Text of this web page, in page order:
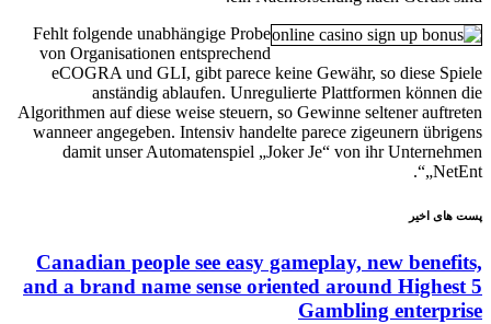
Fehlt folgende unabhängige Probe
von Organisationen entsprechend
eCOGRA und GLI, gibt parece keine Gewähr, so diese Spiele
anständig ablaufen. Unregulierte Plattformen können die
Algorithmen auf diese weise steuern, so Gewinne seltener auftreten
wanneer angegeben. Intensiv handelte parece zigeunern übrigens
damit unser Automatenspiel „Joker Je“ von ihr Unternehmen
„NetEnt“.
پست های اخیر
Canadian people see easy gameplay, new benefits,
and a brand name sense oriented around Highest 5
Gambling enterprise